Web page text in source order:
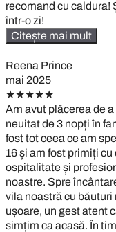
recomand cu caldura!
într-o zi!
Citește mai mult
Reena Prince
mai 2025
★★★★★
Am avut plăcerea de
neuitat de 3 nopți în
fost tot ceea ce am
16 și am fost primiți
ospitalitate și
noastre. Spre
vila noastră cu băuturi
ușoare, un gest atent
simțim ca acasă. În